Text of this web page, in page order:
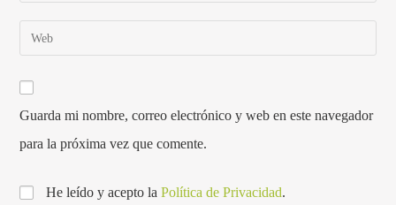
Guarda mi nombre, correo electrónico y web en este navegador
para la próxima vez que comente.
He leído y acepto laPolítica de Privacidad.